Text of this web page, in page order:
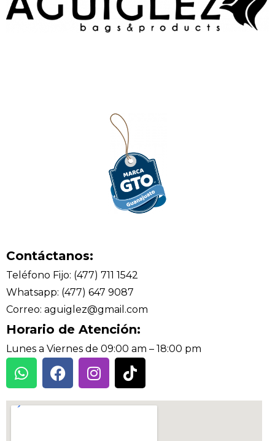
Contáctanos:
Teléfono Fijo: (477) 711 1542
Whatsapp: (477) 647 9087
Correo: aguiglez@gmail.com
Horario de Atención:
Lunes a Viernes de 09:00 am – 18:00 pm